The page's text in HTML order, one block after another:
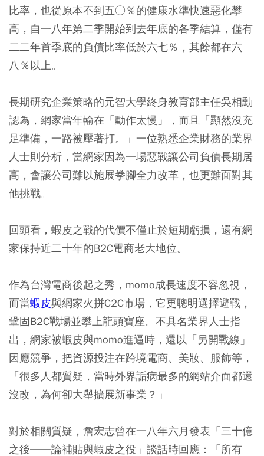
比率，也從原本不到五○％的健康水準快速惡化攀
高，自一八年第二季開始到去年底的各季結算，僅有
二二年首季底的負債比率低於六七％，其餘都在六
八％以上。
長期研究企業策略的元智大學終身教育部主任吳相勳
認為，網家當年輸在「動作太慢」，而且「顯然沒充
足準備，一路被壓著打。」一位熟悉企業財務的業界
人士則分析，當網家因為一場惡戰讓公司負債長期居
高，會讓公司難以施展拳腳全力改革，也更難面對其
他挑戰。
回頭看，蝦皮之戰的代價不僅止於短期虧損，還有網
家保持近二十年的B2C電商老大地位。
作為台灣電商後起之秀，momo成長速度不容忽視，
而當蝦皮與網家火拼C2C市場，它更聰明選擇避戰，
鞏固B2C戰場並攀上龍頭寶座。不具名業界人士指
出，網家被蝦皮與momo進逼時，還以「另開戰線」
因應競爭，把資源投注在跨境電商、美妝、服飾等，
「很多人都質疑，當時外界詬病最多的網站介面都還
沒改，為何卻大舉擴展新事業？」
對於相關質疑，詹宏志曾在一八年六月發表「三十億
之後──論補貼與蝦皮之役」談話時回應：「所有